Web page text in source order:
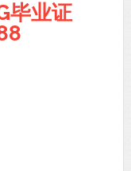
毕业证